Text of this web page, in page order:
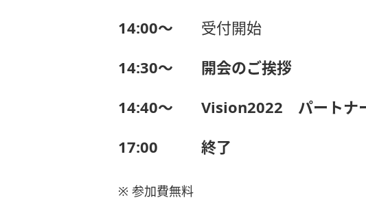
14:00〜 受付開始
14:30〜 開会のご挨拶
14:40〜 Vision2022 パートナ
17:00 終了
※ 参加費無料